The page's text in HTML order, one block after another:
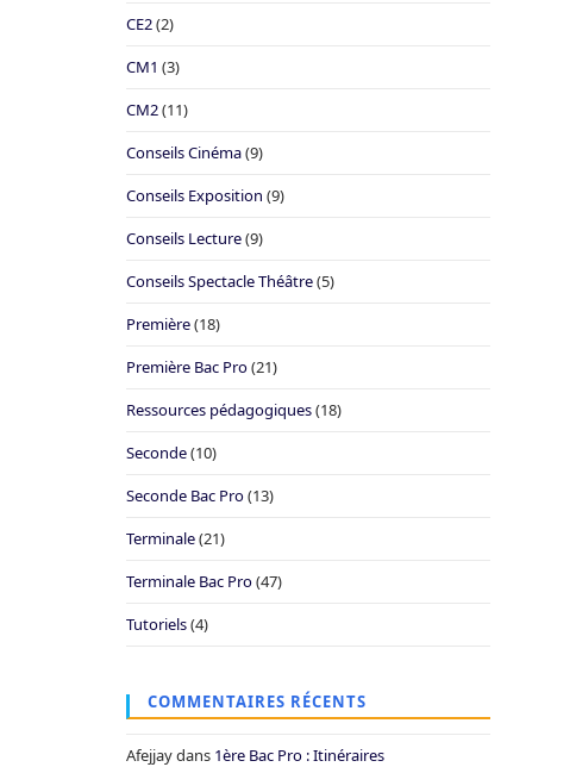
CE2(2)
CM1 (3)
CM2(11)
Conseils Cinéma(9)
Conseils Exposition (9)
Conseils Lecture(9)
Conseils Spectacle Théâtre(5)
Première(18)
Première Bac Pro(21)
Ressources pédagogiques(18)
Seconde(10)
Seconde Bac Pro(13)
Terminale(21)
Terminale Bac Pro(47)
Tutoriels(4)
COMMENTAIRES RÉCENTS
Afejjaydans 1ère Bac Pro : Itinéraires